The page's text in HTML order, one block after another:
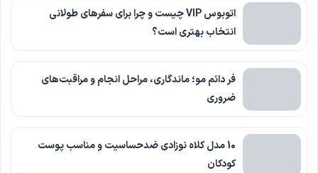
اتوبوس VIP چیست و چرا برای سفرهای طولانی
انتخاب بهتری است؟
فر دائم مو؛ ماندگاری، مراحل انجام و مراقبت‌های
ضروری
10 مدل کلاه نوزادی ضدحساسیت و مناسب پوست
کودکان